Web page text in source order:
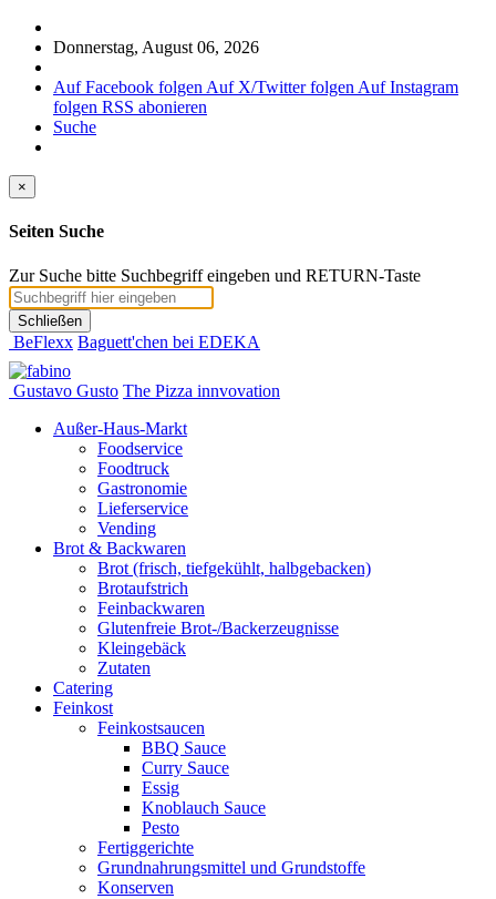
Donnerstag, August 06, 2026
Auf Facebook folgen Auf X/Twitter folgen Auf Instagram
folgen RSS abonieren
Suche
×
Seiten Suche
Zur Suche bitte Suchbegriff eingeben und RETURN-Taste
Schließen
BeFlexx Baguett'chen bei EDEKA
Gustavo Gusto The Pizza innvovation
Außer-Haus-Markt
Foodservice
Foodtruck
Gastronomie
Lieferservice
Vending
Brot & Backwaren
Brot (frisch, tiefgekühlt, halbgebacken)
Brotaufstrich
Feinbackwaren
Glutenfreie Brot-/Backerzeugnisse
Kleingebäck
Zutaten
Catering
Feinkost
Feinkostsaucen
BBQ Sauce
Curry Sauce
Essig
Knoblauch Sauce
Pesto
Fertiggerichte
Grundnahrungsmittel und Grundstoffe
Konserven